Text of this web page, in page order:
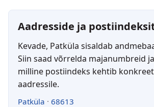
Aadresside ja
Kevade, Patküla sisaldab
Siin saad võrrelda majanumbreid
milline postiindeks kehtib
aadressile.
Patküla · 68613